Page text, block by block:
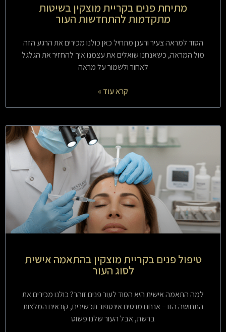
מתיחת פנים בקריית מוצקין בשיטות
מתקדמות להתחדשות העור
הסוד למראה צעיר ורענן מתחיל כאן כולנו מכירים את הרגע הזה
מול המראה, כשאנחנו שואלים את עצמנו איך להחזיר את הגלגל
לאחור ולשמור על מראה
קרא עוד »
טיפול פנים בקריית מוצקין בהתאמה אישית
לסוג העור
למה התאמה אישית היא הסוד לעור פנים זוהר? כולנו מכירים את
התחושה הזו – אנחנו מנסים אינספור תכשירים, קוראים המלצות
ברשת, אבל העור שלנו פשוט